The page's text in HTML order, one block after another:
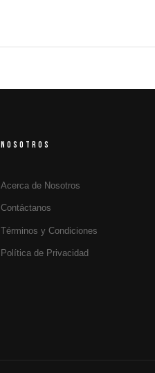
NOSOTROS
Acerca de Nosotros
Contáctanos
Términos y Condiciones
Política de Privacidad